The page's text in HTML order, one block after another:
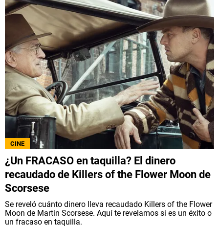
CINE
¿Un FRACASO en taquilla? El dinero
recaudado de Killers of the Flower Moon de
Scorsese
Se reveló cuánto dinero lleva recaudado Killers of the Flower
Moon de Martin Scorsese. Aquí te revelamos si es un éxito o
un fracaso en taquilla.